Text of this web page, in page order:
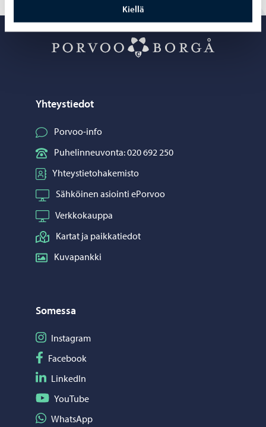
Kiellä
Yhteystiedot
Porvoo-info
Puhelinneuvonta: 020 692 250
Yhteystietohakemisto
Sähköinen asiointi ePorvoo
Verkkokauppa
Kartat ja paikkatiedot
Kuvapankki
Somessa
Seuraa Instagram
Instagram
Seuraa Facebook
Facebook
Seuraa LinkedIn
LinkedIn
Seuraa YouTube
YouTube
Jaa WhatsApp
WhatsApp